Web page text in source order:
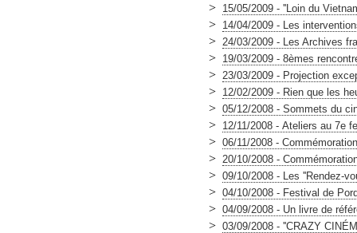
> 15/05/2009 - ''Loin du
> 14/04/2009 - Les
> 24/03/2009 - Les Archives
> 19/03/2009 - 8èmes
> 23/03/2009 - Projection
> 12/02/2009 - Rien que les
> 05/12/2008 - Sommets du
> 12/11/2008 - Ateliers au 7e
> 06/11/2008 -
> 20/10/2008 -
> 09/10/2008 - Les ''Rendez-
> 04/10/2008 - Festival de
> 04/09/2008 - Un livre de
> 03/09/2008 - ''CRAZY